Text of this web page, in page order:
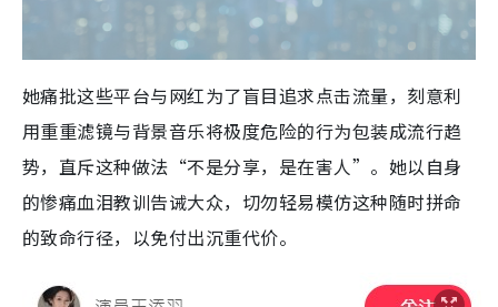
她痛批这些平台与网红为了盲目追求点击流量，刻意利
用重重滤镜与背景音乐将极度危险的行为包装成流行趋
势，直斥这种做法“不是分享，是在害人”。她以自身
的惨痛血泪教训告诫大众，切勿轻易模仿这种随时拼命
的致命行径，以免付出沉重代价。